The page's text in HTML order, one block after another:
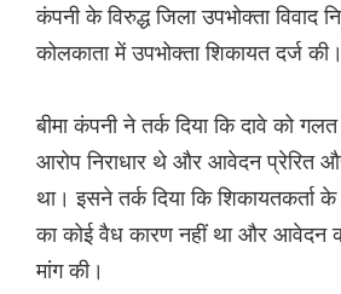
कंपनी के विरुद्ध जिला उपभोक्ता विवाद
कोलकाता में उपभोक्ता शिकायत दर्ज की।
बीमा कंपनी ने तर्क दिया कि दावे को
आरोप निराधार थे और आवेदन प्रेरित
था। इसने तर्क दिया कि शिकायतकर्ता के
का कोई वैध कारण नहीं था और आवेदन
मांग की।